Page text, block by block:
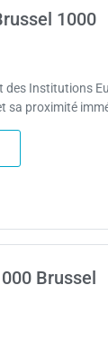
1000
des Institutions
sa proximité
Brussel